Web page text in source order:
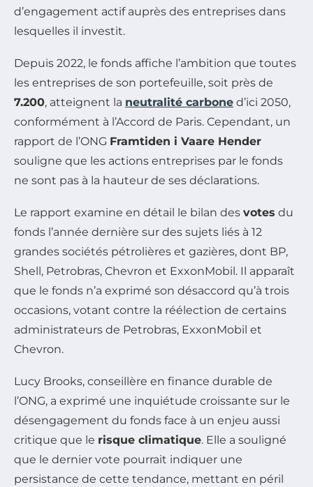
d’engagement actif auprès des entreprises dans
lesquelles il investit.
Depuis 2022, le fonds affiche l’ambition que toutes
les entreprises de son portefeuille, soit près de
7.200, atteignent la neutralité carbone d’ici 2050,
conformément à l’Accord de Paris. Cependant, un
rapport de l’ONG Framtiden i Vaare Hender
souligne que les actions entreprises par le fonds
ne sont pas à la hauteur de ses déclarations.
Le rapport examine en détail le bilan des votes du
fonds l’année dernière sur des sujets liés à 12
grandes sociétés pétrolières et gazières, dont BP,
Shell, Petrobras, Chevron et ExxonMobil. Il apparaît
que le fonds n’a exprimé son désaccord qu’à trois
occasions, votant contre la réélection de certains
administrateurs de Petrobras, ExxonMobil et
Chevron.
Lucy Brooks, conseillère en finance durable de
l’ONG, a exprimé une inquiétude croissante sur le
désengagement du fonds face à un enjeu aussi
critique que le risque climatique. Elle a souligné
que le dernier vote pourrait indiquer une
persistance de cette tendance, mettant en péril